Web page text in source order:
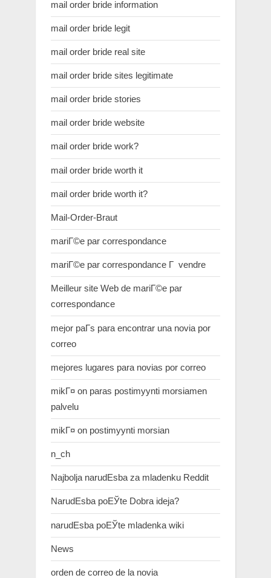
mail order bride information
mail order bride legit
mail order bride real site
mail order bride sites legitimate
mail order bride stories
mail order bride website
mail order bride work?
mail order bride worth it
mail order bride worth it?
Mail-Order-Braut
mariГ©e par correspondance
mariГ©e par correspondance Г vendre
Meilleur site Web de mariГ©e par
correspondance
mejor paГ­s para encontrar una novia por
correo
mejores lugares para novias por correo
mikГ¤ on paras postimyynti morsiamen
palvelu
mikГ¤ on postimyynti morsian
n_ch
Najbolja narudЕѕba za mladenku Reddit
NarudЕѕba poЕЎte Dobra ideja?
narudЕѕba poЕЎte mladenka wiki
News
orden de correo de la novia